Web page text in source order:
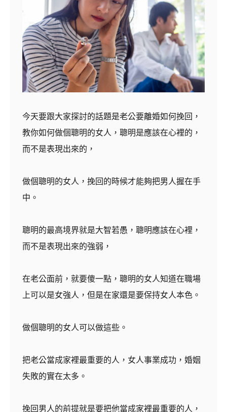
今天要跟大家探討的話題是老公要離婚如何挽回，
教你如何做個聰明的女人，聰明是應該在心裡的，
而不是表現出來的，
做個聰明的女人，挽回的時候才能夠把男人握在手
中。
聰明的最高境界就是大智若愚，聰明應該在心裡，
而不是表現出來的強弱，
在老公面前，就要傻一點，聰明的女人知道在職場
上可以是女強人，但是在家還是要保持女人本色。
做個聰明的女人可以做這些。
把老公當成家裡最重要的人，女人事業成功，婚姻
失敗的實在太多。
挽回男人的前提就是要把他當成家裡最重要的人，